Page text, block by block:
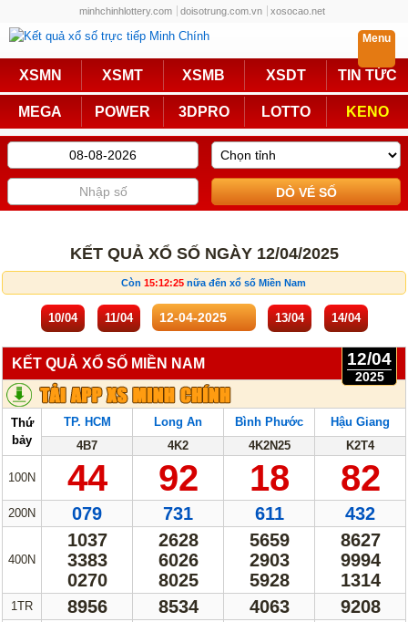
minhchinhlottery.com doisotrung.com.vn xosocao.net
XSMN XSMT XSMB XSDT TIN TỨC
MEGA POWER 3DPRO LOTTO KENO
Menu
Trực Tiếp
Miền Nam Miền Trung
Miền Bắc Mega 6/45
Power 6/55 Max3D Pro
Max 3D Keno
Miền Nam Miền Trung
Miền Bắc KQXS Các Tỉnh
KQXS Vietlott
Lotto 5/35 Mega 6/45
Power 6/55 Max3D Pro
Bingo 18
Điện Toán
1*2*3
KẾT QUẢ XỔ SỐ NGÀY 12/04/2025
Còn 15:12:25nữa đến xổ số Miền Nam
10/04 11/04 13/04 14/04
KẾT QUẢ XỔ SỐ MIỀN NAM 12/04
2025
Thứ
bảy
TP. HCM Long An Bình Phước
Hậu Giang
4B7
4K2 4K2N25 K2T4
100N 44 92 18 82
200N 079 731 611 432
400N
1037
3383
0270
2628
6026
8025
5659
2903
5928
8627
9994
1314
1TR 8956 8534 4063 9208